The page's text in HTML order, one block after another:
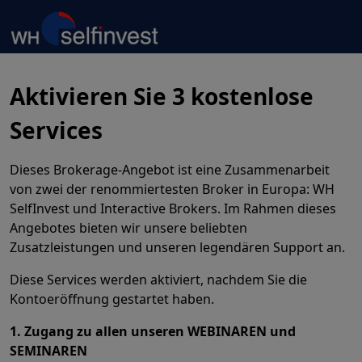
Aktivieren Sie 3 kostenlose
Services
Dieses Brokerage-Angebot ist eine Zusammenarbeit
von zwei der renommiertesten Broker in Europa: WH
SelfInvest und Interactive Brokers. Im Rahmen dieses
Angebotes bieten wir unsere beliebten
Zusatzleistungen und unseren legendären Support an.
Diese Services werden aktiviert, nachdem Sie die
Kontoeröffnung gestartet haben.
1. Zugang zu allen unseren WEBINAREN und
SEMINAREN